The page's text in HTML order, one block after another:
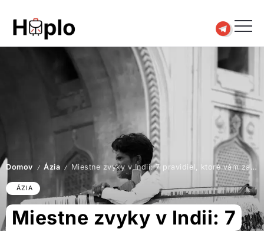
Domov / Ázia / Miestne zvyky v Indii: 7 pravidiel, ktoré vám zachránia peniaze, zdravie a nervy
ÁZIA
Miestne zvyky v Indii: 7